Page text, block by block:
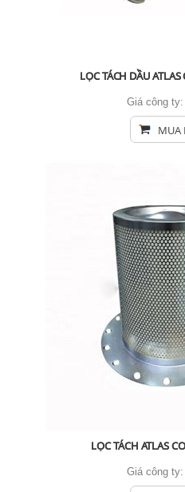
LỌC TÁCH DẦU
Giá công ty:
MUA
LỌC TÁCH ATLAS
Giá công ty: